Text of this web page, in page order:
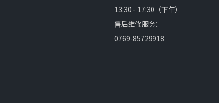
13:30 - 17:30（下午）
售后维修服务：
0769-85729918